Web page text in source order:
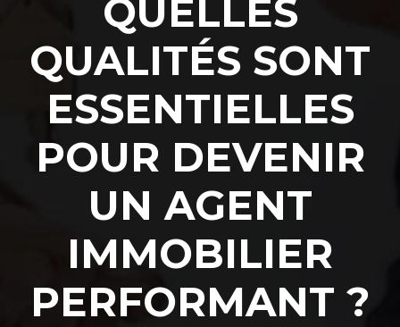
QUELLES
QUALITÉS SONT
ESSENTIELLES
POUR DEVENIR
UN AGENT
IMMOBILIER
PERFORMANT ?